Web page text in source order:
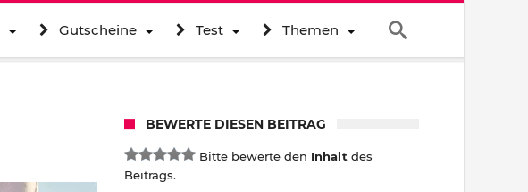
Gutscheine Test Themen
BEWERTE DIESEN BEITRAG
Bitte bewerte den Inhalt des
Beitrags.